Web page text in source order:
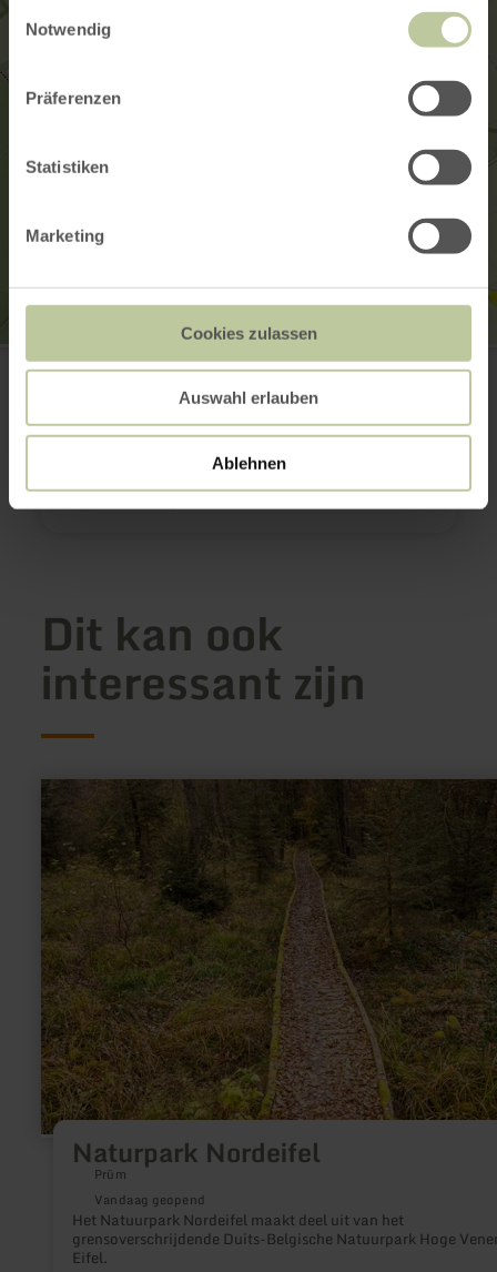
Notwendig
Präferenzen
Statistiken
Marketing
Cookies zulassen
Auswahl erlauben
Ablehnen
Kartbahn Dahlemer Binz
Dahlemer Binz 80
(0049) 2447 1866
E-mail
Dit kan ook
interessant zijn
Naturpark Nordeifel
Prüm
Vandaag geopend
Het Natuurpark Nordeifel maakt deel uit van het
grensoverschrijdende Duits-Belgische Natuurpark Hoge
Eifel.
meer
informatie
Naturpark
Nordeifel